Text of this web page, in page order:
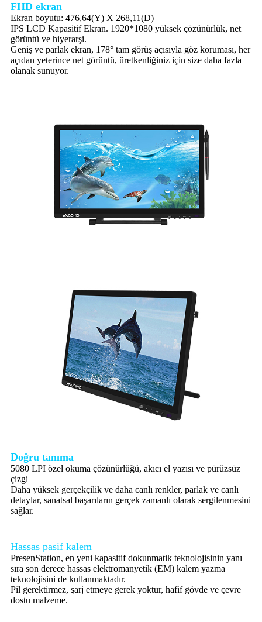
FHD ekran
Ekran boyutu: 476,64(Y) X 268,11(D)
IPS LCD Kapasitif Ekran. 1920*1080 yüksek çözünürlük, net
görüntü ve hiyerarşi.
Geniş ve parlak ekran, 178° tam görüş açısıyla göz koruması, her
açıdan yeterince net görüntü, üretkenliğiniz için size daha fazla
olanak sunuyor.
Doğru tanıma
5080 LPI özel okuma çözünürlüğü, akıcı el yazısı ve pürüzsüz
çizgi
Daha yüksek gerçekçilik ve daha canlı renkler, parlak ve canlı
detaylar, sanatsal başarıların gerçek zamanlı olarak sergilenmesini
sağlar.
Hassas pasif kalem
PresenStation, en yeni kapasitif dokunmatik teknolojisinin yanı
sıra son derece hassas elektromanyetik (EM) kalem yazma
teknolojisini de kullanmaktadır.
Pil gerektirmez, şarj etmeye gerek yoktur, hafif gövde ve çevre
dostu malzeme.